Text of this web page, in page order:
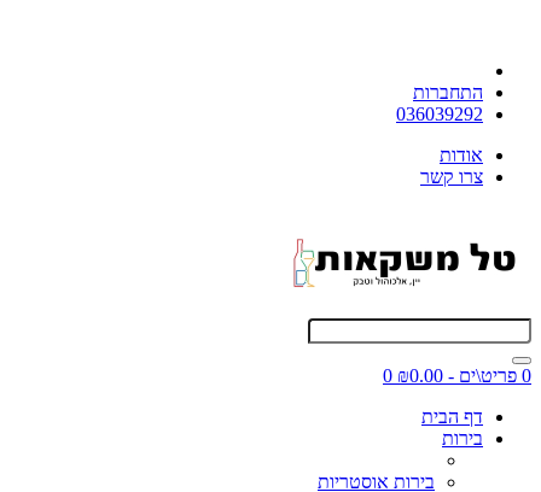
התחברות
036039292
אודות
צרו קשר
0 פריט\ים - ₪0.00
0
דף הבית
בירות
בירות אוסטריות